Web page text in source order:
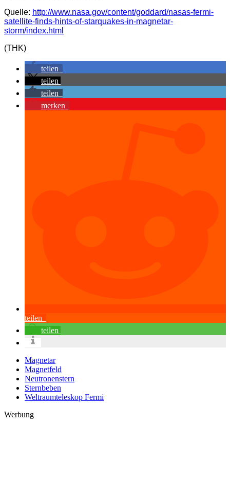
Quelle: http://www.nasa.gov/content/goddard/nasas-fermi-
satellite-finds-hints-of-starquakes-in-magnetar-
storm/index.html
(THK)
teilen
teilen
teilen
merken
teilen
teilen
Magnetar
Magnetfeld
Neutronenstern
Sternbeben
Weltraumteleskop Fermi
Werbung